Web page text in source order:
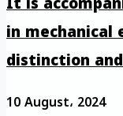
in mechanical
distinction
10 August، 2024